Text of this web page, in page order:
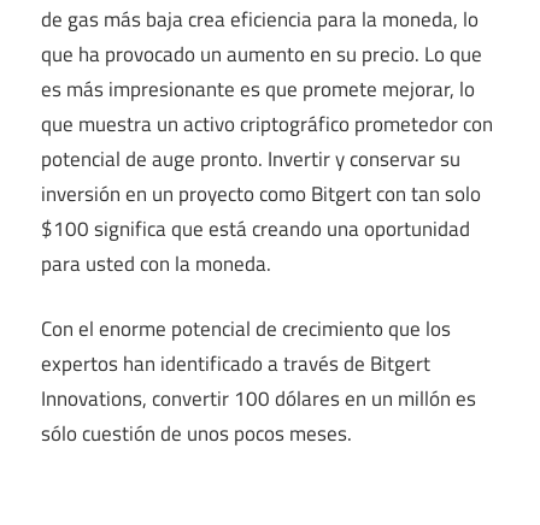
de gas más baja crea eficiencia para la moneda, lo
que ha provocado un aumento en su precio. Lo que
es más impresionante es que promete mejorar, lo
que muestra un activo criptográfico prometedor con
potencial de auge pronto. Invertir y conservar su
inversión en un proyecto como Bitgert con tan solo
$100 significa que está creando una oportunidad
para usted con la moneda.
Con el enorme potencial de crecimiento que los
expertos han identificado a través de Bitgert
Innovations, convertir 100 dólares en un millón es
sólo cuestión de unos pocos meses.